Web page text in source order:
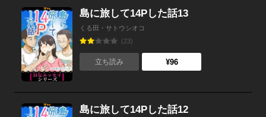
島に旅して14Pした話13
くる田・サトウシオコ
(23)
立ち読み ¥96
島に旅して14Pした話12